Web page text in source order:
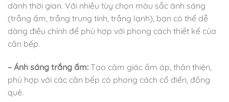
dành thời gian. Với nhiều tùy chọn màu sắc ánh sáng
(trắng ấm, trắng trung tính, trắng lạnh), bạn có thể dễ
dàng điều chỉnh để phù hợp với phong cách thiết kế của
căn bếp.
– Ánh sáng trắng ấm: Tạo cảm giác ấm áp, thân thiện,
phù hợp với các căn bếp có phong cách cổ điển, đồng
quê.